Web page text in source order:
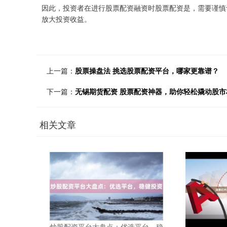
因此，投资者在进行股票配资融资时股票配资是，需要谨
放大投资收益。
上一篇： 股票操盘法 挑选股票配资平台，哪家更靠谱？
下一篇： 无锡期货配资 股票配资神器，助你轻松撬动股
相关文章